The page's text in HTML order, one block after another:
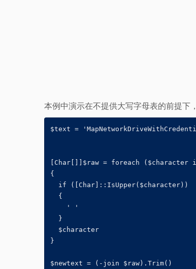
本例中演示在不提供大写字母表的前提下
$text =
[Char[]]$raw = foreach ($character
{
  if ([Char]::IsUpper($character))
  {
    ' '
  }
  $character
}
$newtext = (-join $raw).Trim()